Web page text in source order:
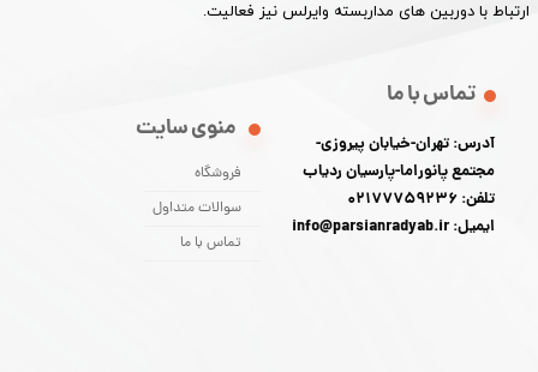
ارتباط با دوربین های مداربسته وایرلس نیز فعالیت.​​​​​​​
منوی سایت
فروشگاه
سوالات متداول
تماس با ما
تماس با ما
آدرس: تهران-خیابان پیروزی-
مجتمع پانوراما-پارسیان ردیاب
تلفن: 02177759236
ایمیل: info@parsianradyab.ir